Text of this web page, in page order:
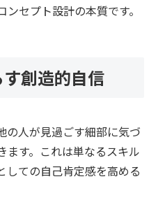
セプト設計の本質です。
創造的自信
の人が見過ごす細部に気づ
ます。これは単なるスキル
しての自己肯定感を高める